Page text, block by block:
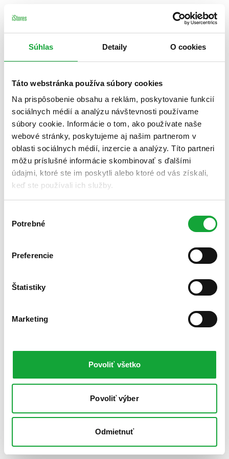
Súhlas Detaily O cookies
Táto webstránka používa súbory cookies
Na prispôsobenie obsahu a reklám, poskytovanie funkcií
sociálnych médií a analýzu návštevnosti používame
súbory cookie. Informácie o tom, ako používate naše
webové stránky, poskytujeme aj našim partnerom v
oblasti sociálnych médií, inzercie a analýzy. Títo partneri
môžu príslušné informácie skombinovať s ďalšími
údajmi, ktoré ste im poskytli alebo ktoré od vás získali,
keď ste používali ich služby.
súhlasu
Potrebné
Preferencie
Štatistiky
Marketing
Povoliť všetko
Povoliť výber
Odmietnuť